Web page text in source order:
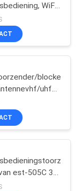
74
WiFi-
met
blocker
uhf
telefoon
est-505C 3G
1 - 20m